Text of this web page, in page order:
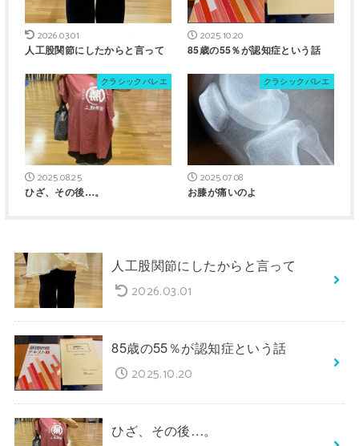
2026.03.01
人工股関節にしたからと言って
2025.10.20
85歳の55％が認知症という話
クラシックバレエ
2025.08.25
ひざ、その後…。
クラシックバレエ
2025.07.08
お膝が痛いのよ
人工股関節にしたからと言って
2026.03.01
85歳の55％が認知症という話
2025.10.20
ひざ、その後…。